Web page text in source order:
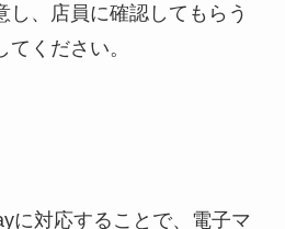
し、店員に確認してもらう
ください。
に対応することで、電子マ